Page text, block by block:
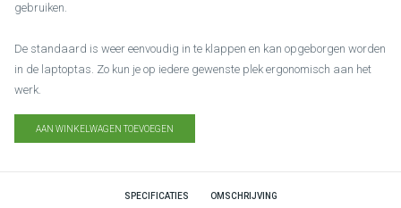
gebruiken.
De standaard is weer eenvoudig in te klappen en kan opgeborgen worden
in de laptoptas. Zo kun je op iedere gewenste plek ergonomisch aan het
werk.
AAN WINKELWAGEN TOEVOEGEN
SPECIFICATIES OMSCHRIJVING